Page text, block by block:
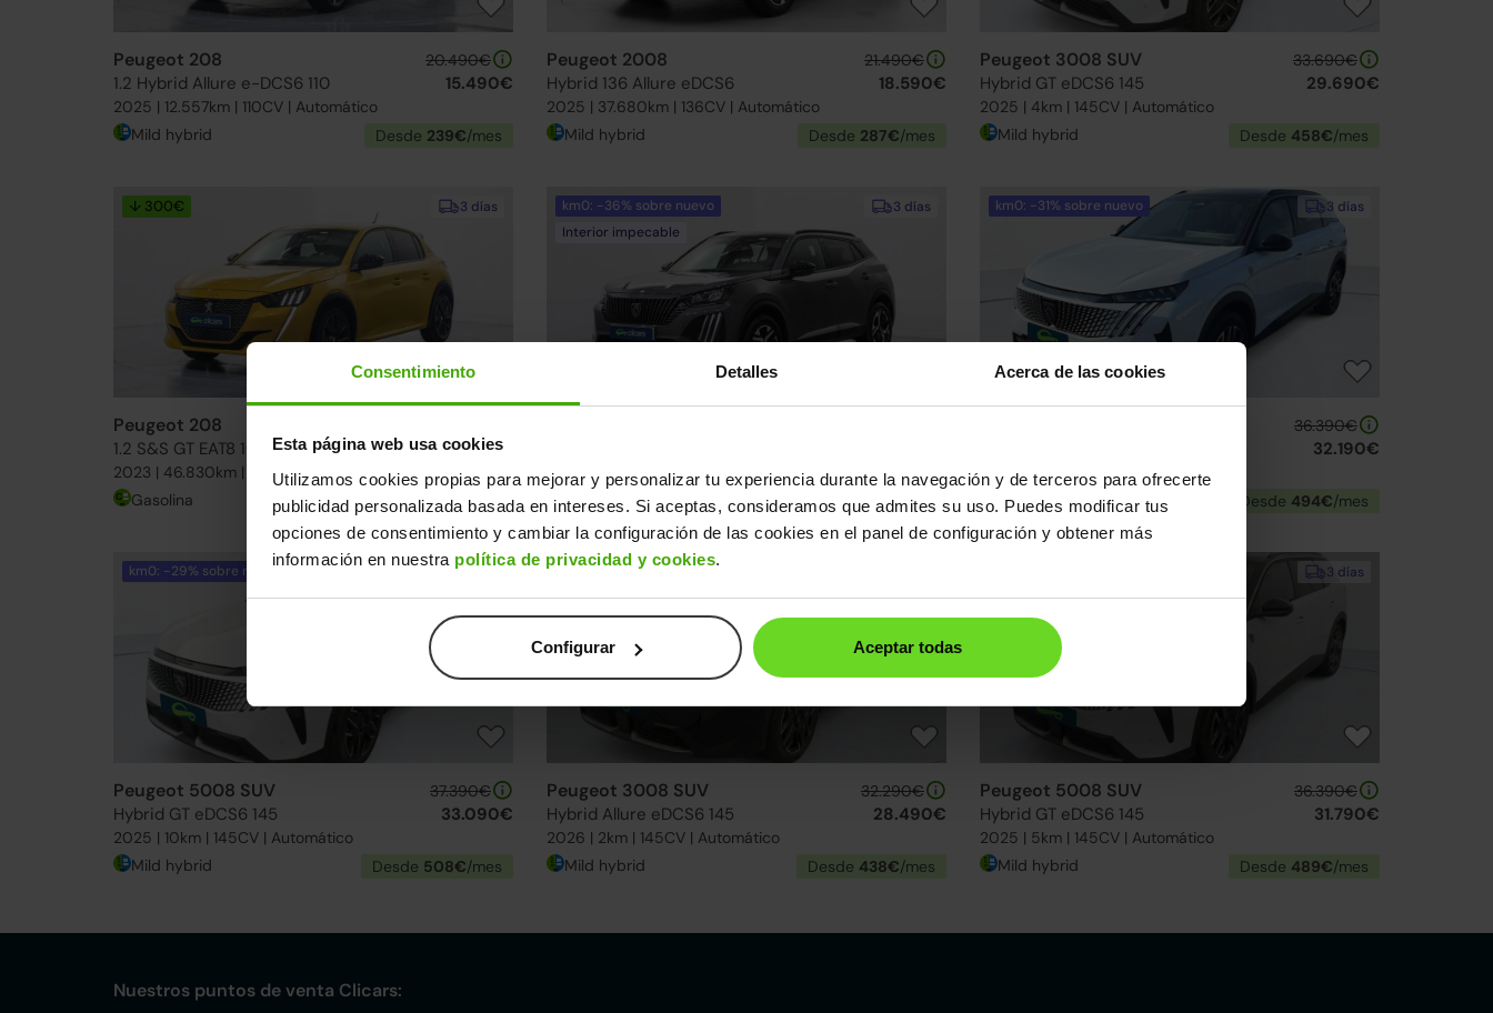
Consentimiento Detalles Acerca de las cookies
Esta página web usa cookies
Utilizamos cookies propias para mejorar y personalizar tu experiencia durante la navegación y de terceros para ofrecerte
publicidad personalizada basada en intereses. Si aceptas, consideramos que admites su uso. Puedes modificar tus
opciones de consentimiento y cambiar la configuración de las cookies en el panel de configuración y obtener más
información en nuestra política de privacidad y cookies.
Configurar Aceptar todas
Peugeot 208
1.2 Hybrid Allure e-DCS6 110
2025 | 12.557km | 110CV | Automático
20.490€
15.490€
Mild hybrid Desde 239€/mes
Peugeot 2008
Hybrid 136 Allure eDCS6
2025 | 37.680km | 136CV | Automático
21.490€
18.590€
Mild hybrid Desde 287€/mes
Peugeot 3008 SUV
Hybrid GT eDCS6 145
2025 | 4km | 145CV | Automático
33.690€
29.690€
Mild hybrid Desde 458€/mes
3 días
↓ 300€
Peugeot 208
1.2 S&S GT EAT8 100
2023 | 46.830km | 100CV | Automático
13.590€
Gasolina Desde212€ /mes
3 días
km0: -36% sobre nuevo
Interior impecable
2026 | 4km | 100CV | Manual
Gasolina Desde294€/mes
3 días
km0: -31% sobre nuevo
2025 | 10km | 145CV | Automático
36.390€
32.190€
Mild hybrid Desde 494€/mes
15-20 días
km0: -29% sobre nuevo
Peugeot 5008 SUV
Hybrid GT eDCS6 145
2025 | 10km | 145CV | Automático
37.390€
33.090€
Mild hybrid Desde 508€/mes
Reservado
Peugeot 3008 SUV
Hybrid Allure eDCS6 145
2026 | 2km | 145CV | Automático
32.290€
28.490€
Mild hybrid Desde 438€/mes
3 días
Peugeot 5008 SUV
Hybrid GT eDCS6 145
2025 | 5km | 145CV | Automático
36.390€
31.790€
Mild hybrid Desde 489€/mes
Nuestros puntos de venta Clicars: